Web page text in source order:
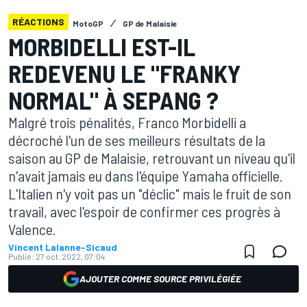
RÉACTIONS MotoGP GP de Malaisie
MORBIDELLI EST-IL
REDEVENU LE "FRANKY
NORMAL" À SEPANG ?
Malgré trois pénalités, Franco Morbidelli a
décroché l'un de ses meilleurs résultats de la
saison au GP de Malaisie, retrouvant un niveau qu'il
n'avait jamais eu dans l'équipe Yamaha officielle.
L'Italien n'y voit pas un "déclic" mais le fruit de son
travail, avec l'espoir de confirmer ces progrès à
Valence.
Vincent Lalanne-Sicaud
Publié: 27 oct. 2022, 07:04
AJOUTER COMME SOURCE PRIVILÉGIÉE